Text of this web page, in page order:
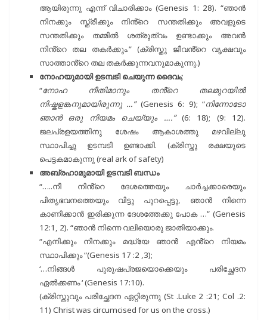
ആയിരുന്നു എന്ന് വിചാരിക്കാം (Genesis 1: 28). “ഞാൻ
നിനക്കും സ്ത്രീക്കും നിൻ്റെ സന്തതിക്കും അവളുടെ
സന്തതിക്കും തമ്മിൽ ശത്രുത്വം ഉണ്ടാക്കും അവൻ
നിൻ്റെ തല തകർക്കും.” (ക്രിസ്തു ജീവൻ്റെ വൃക്ഷവും
സാത്താൻ്റെ തല തകർക്കുന്നവനുമാകുന്നു.)
നോഹയുമായി ഉടമ്പടി ചെയുന്ന ദൈവം;
“നോഹ നീതിമാനും തൻ്റെ തലമുറയിൽ
നിഷ്കളങ്കനുമായിരുന്നു …”(Genesis 6: 9); “നിന്നോടോ
ഞാൻ ഒരു നിയമം ചെയ്യും ….”(6: 18); (9: 12).
ജലപ്രളയത്തിനു ശേഷം ആകാശത്തു മഴവില്ലു
സ്ഥാപിച്ചു ഉടമ്പടി ഉണ്ടാക്കി. (ക്രിസ്തു രക്ഷയുടെ
പെട്ടകമാകുന്നു (real ark of safety)
അബ്രഹാമുമായി ഉടമ്പടി ബന്ധം
“…..നീ നിൻ്റെ ദേശത്തെയും ചാർച്ചക്കാരെയും
പിതൃഭവനത്തെയും വിട്ടു പുറപ്പെട്ടു, ഞാൻ നിന്നെ
കാണിക്കാൻ ഇരിക്കുന്ന ദേശത്തേക്കു പോക …” (Genesis
12:1, 2). “ഞാൻ നിന്നെ വലിയൊരു ജാതിയാക്കും.
“എനിക്കും നിനക്കും മദ്ധ്യേ ഞാൻ എൻ്റെ നിയമം
സ്ഥാപിക്കും “(Genesis 17 :2 ,3);
‘…നിങ്ങൾ പുരുഷപ്രജയൊക്കെയും പരിച്ഛേദന
ഏൽക്കണം ‘ (Genesis 17:10).
(ക്രിസ്തുവും പരിച്ഛേദന ഏറ്റിരുന്നു (St .Luke 2 :21; Col .2:
11) Christ was circumcised for us on the cross.)